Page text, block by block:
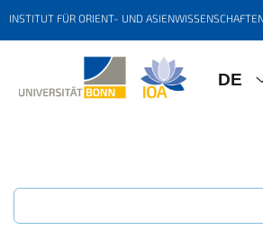
INSTITUT FÜR ORIENT- UND
DE